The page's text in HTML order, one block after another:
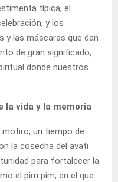
típica, el
y los
y las máscaras que dan
de gran significado,
donde nuestros
la vida y la memoria
mötiro, un tiempo de
la cosecha del avati
para fortalecer la
el pim pim, en el que